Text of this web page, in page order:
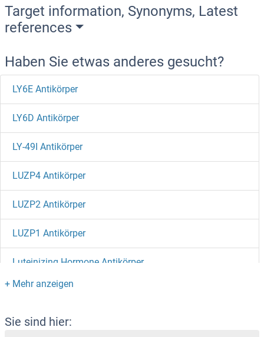
Target information, Synonyms, Latest
references
Haben Sie etwas anderes gesucht?
LY6E Antikörper
LY6D Antikörper
LY-49I Antikörper
LUZP4 Antikörper
LUZP2 Antikörper
LUZP1 Antikörper
Luteinizing Hormone Antikörper
Lunapark Antikörper
LUM Antikörper
Sie sind hier: